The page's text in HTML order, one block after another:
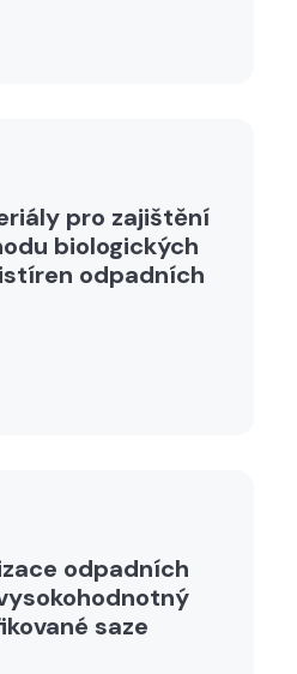
pro zajištění
biologických
odpadních
odpadních
saze